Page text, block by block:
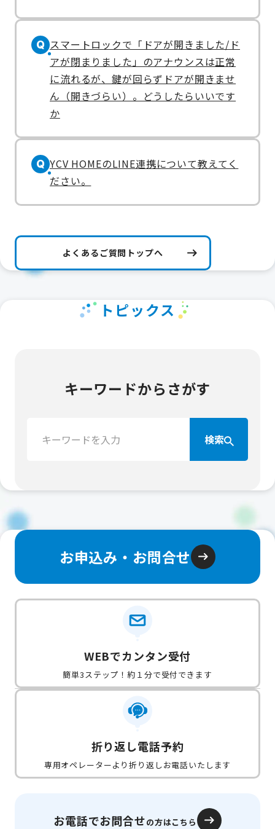
Q スマートロックで「ドアが開きました/ド
アが閉まりました」のアナウンスは正常
に流れるが、鍵が回らずドアが開きませ
ん（開きづらい）。どうしたらいいです
か
Q YCV HOMEのLINE連携について教えてく
ださい。
よくあるご質問トップへ
トピックス
キーワードからさがす
索：
検索
お申込み・お問合せ
WEBでカンタン受付
簡単3ステップ！約１分で受付できます
折り返し電話予約
専用オペレーターより折り返しお電話いたします
お電話でお問合せの方はこちら